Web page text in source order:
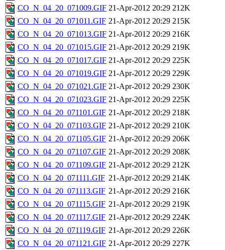
CO_N_04_20_071009.GIF 21-Apr-2012 20:29 212K
CO_N_04_20_071011.GIF 21-Apr-2012 20:29 215K
CO_N_04_20_071013.GIF 21-Apr-2012 20:29 216K
CO_N_04_20_071015.GIF 21-Apr-2012 20:29 219K
CO_N_04_20_071017.GIF 21-Apr-2012 20:29 225K
CO_N_04_20_071019.GIF 21-Apr-2012 20:29 229K
CO_N_04_20_071021.GIF 21-Apr-2012 20:29 230K
CO_N_04_20_071023.GIF 21-Apr-2012 20:29 225K
CO_N_04_20_071101.GIF 21-Apr-2012 20:29 218K
CO_N_04_20_071103.GIF 21-Apr-2012 20:29 210K
CO_N_04_20_071105.GIF 21-Apr-2012 20:29 206K
CO_N_04_20_071107.GIF 21-Apr-2012 20:29 208K
CO_N_04_20_071109.GIF 21-Apr-2012 20:29 212K
CO_N_04_20_071111.GIF 21-Apr-2012 20:29 214K
CO_N_04_20_071113.GIF 21-Apr-2012 20:29 216K
CO_N_04_20_071115.GIF 21-Apr-2012 20:29 219K
CO_N_04_20_071117.GIF 21-Apr-2012 20:29 224K
CO_N_04_20_071119.GIF 21-Apr-2012 20:29 226K
CO_N_04_20_071121.GIF 21-Apr-2012 20:29 227K